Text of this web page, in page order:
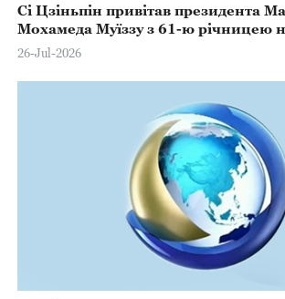
Сі Цзіньпін привітав президента
Мохамеда Муїззу з 61-ю річницею
Мальдів
26-Jul-2026